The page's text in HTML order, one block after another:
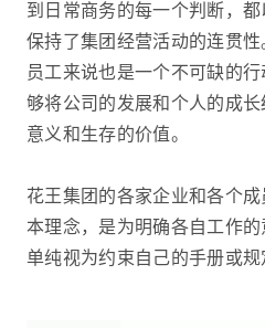
到日常商务的每一个判断，都
保持了集团经营活动的连贯
员工来说也是一个不可缺的
够将公司的发展和个人的成
意义和生存的价值。
花王集团的各家企业和各个成
本理念，是为明确各自工作
单纯视为约束自己的手册或规